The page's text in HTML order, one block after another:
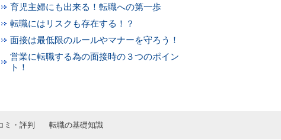
育児主婦にも出来る！転職への第一歩
転職にはリスクも存在する！？
面接は最低限のルールやマナーを守ろう！
営業に転職する為の面接時の３つのポイン
ト！
ミ・評判 転職の基礎知識